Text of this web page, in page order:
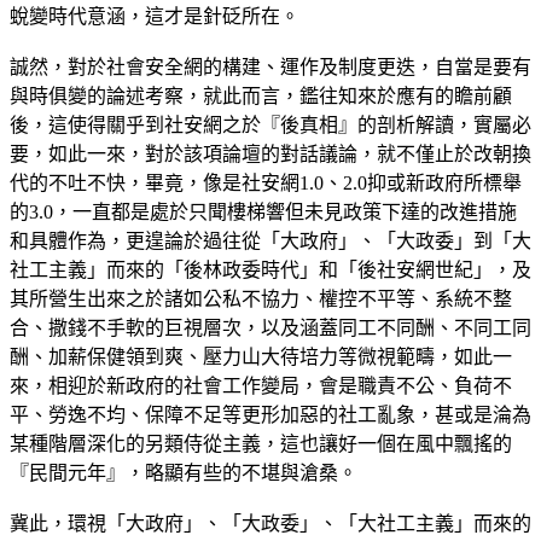
蛻變時代意涵，這才是針砭所在。
誠然，對於社會安全網的構建、運作及制度更迭，自當是要有
與時俱變的論述考察，就此而言，鑑往知來於應有的瞻前顧
後，這使得關乎到社安網之於『後真相』的剖析解讀，實屬必
要，如此一來，對於該項論壇的對話議論，就不僅止於改朝換
代的不吐不快，畢竟，像是社安網1.0、2.0抑或新政府所標舉
的3.0，一直都是處於只聞樓梯響但未見政策下達的改進措施
和具體作為，更遑論於過往從「大政府」、「大政委」到「大
社工主義」而來的「後林政委時代」和「後社安網世紀」，及
其所營生出來之於諸如公私不協力、權控不平等、系統不整
合、撒錢不手軟的巨視層次，以及涵蓋同工不同酬、不同工同
酬、加薪保健領到爽、壓力山大待培力等微視範疇，如此一
來，相迎於新政府的社會工作變局，會是職責不公、負荷不
平、勞逸不均、保障不足等更形加惡的社工亂象，甚或是淪為
某種階層深化的另類侍從主義，這也讓好一個在風中飄搖的
『民間元年』，略顯有些的不堪與滄桑。
冀此，環視「大政府」、「大政委」、「大社工主義」而來的